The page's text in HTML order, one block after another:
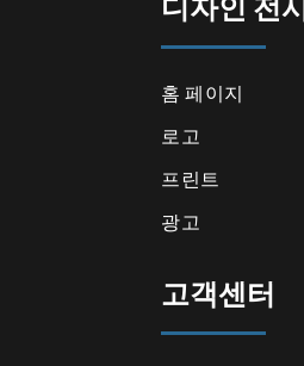
홈 페이지
로고
프린트
광고
고객센터